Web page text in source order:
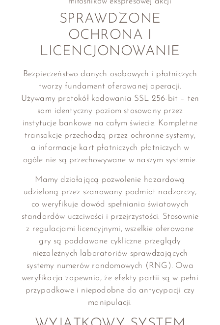
SPRAWDZONE
OCHRONA I
LICENCJONOWANIE
Bezpieczeństwo danych osobowych i płatniczych
tworzy fundament oferowanej operacji.
Używamy protokół kodowania SSL 256-bit – ten
sam identyczny poziom stosowany przez
instytucje bankowe na całym świecie. Kompletne
transakcje przechodzą przez ochronne systemy,
a informacje kart płatniczych płatniczych w
ogóle nie są przechowywane w naszym systemie.
Mamy działającą pozwolenie hazardową
udzieloną przez szanowany podmiot nadzorczy,
co weryfikuje dowód spełniania światowych
standardów uczciwości i przejrzystości. Stosownie
z regulacjami licencyjnymi, wszelkie oferowane
gry są poddawane cykliczne przeglądy
niezależnych laboratoriów sprawdzających
systemy numerów randomowych (RNG). Owa
weryfikacja zapewnia, że efekty partii są w pełni
przypadkowe i niepodobne do antycypacji czy
manipulacji.